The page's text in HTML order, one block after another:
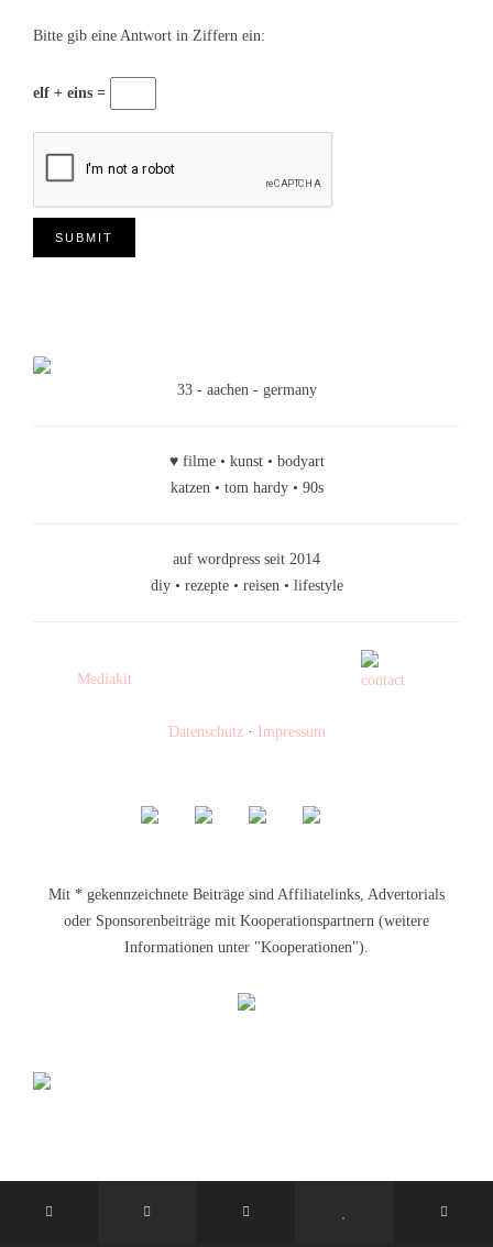
Bitte gib eine Antwort in Ziffern ein:
elf + eins =
33 - aachen - germany
♥ filme • kunst • bodyart
katzen • tom hardy • 90s
auf wordpress seit 2014
diy • rezepte • reisen • lifestyle
Mediakit
Datenschutz· Impressum
Mit * gekennzeichnete Beiträge sind Affiliatelinks, Advertorials
oder Sponsorenbeiträge mit Kooperationspartnern (weitere
Informationen unter "Kooperationen").